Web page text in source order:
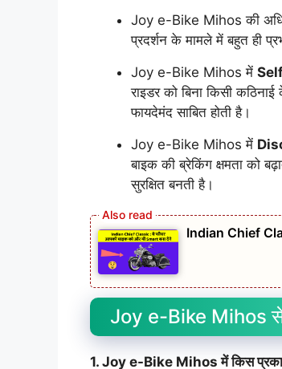
Joy e-Bike Mihos की
प्रदर्शन के मामले में बहुत ही
Joy e-Bike Mihos में
राइडर को बिना किसी
फायदेमंद साबित होती है।
Joy e-Bike Mihos में
बाइक की ब्रेकिंग क्षमता को
सुरक्षित बनती है।
Indian Chief
Joy e-Bike Mihos
1. Joy e-Bike Mihos में किस